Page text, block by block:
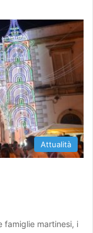
Attualità
famiglie martinesi, i